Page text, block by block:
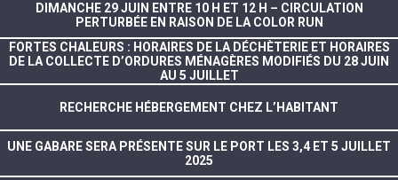
DIMANCHE 29 JUIN ENTRE 10 H ET 12 H – CIRCULATION
PERTURBÉE EN RAISON DE LA COLOR RUN
FORTES CHALEURS : HORAIRES DE LA DÉCHÈTERIE ET HORAIRES
DE LA COLLECTE D’ORDURES MÉNAGÈRES MODIFIÉS DU 28 JUIN
AU 5 JUILLET
RECHERCHE HÉBERGEMENT CHEZ L’HABITANT
UNE GABARE SERA PRÉSENTE SUR LE PORT LES 3,4 ET 5 JUILLET
2025